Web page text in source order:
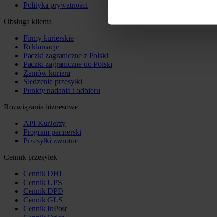
Polityka prywatności
Obsługa klienta
Firmy kurierskie
Reklamacje
Paczki zagraniczne z Polski
Paczki zagraniczne do Polski
Zamów kuriera
Śledzenie przesyłki
Punkty nadania i odbioru
Rozwiązania biznesowe
API KurJerzy
Program partnerski
Przesyłki zwrotne
Cennik przesyłek
Cennik DHL
Cennik UPS
Cennik DPD
Cennik GLS
Cennik InPost